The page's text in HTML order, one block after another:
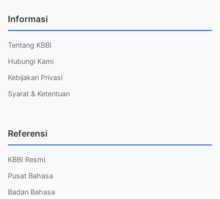
Informasi
Tentang KBBI
Hubungi Kami
Kebijakan Privasi
Syarat & Ketentuan
Referensi
KBBI Resmi
Pusat Bahasa
Badan Bahasa